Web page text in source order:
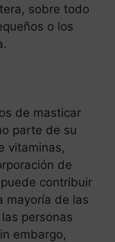
sobre todo
o los
de masticar
parte de su
vitaminas,
de
contribuir
mayoría de las
personas
embargo,